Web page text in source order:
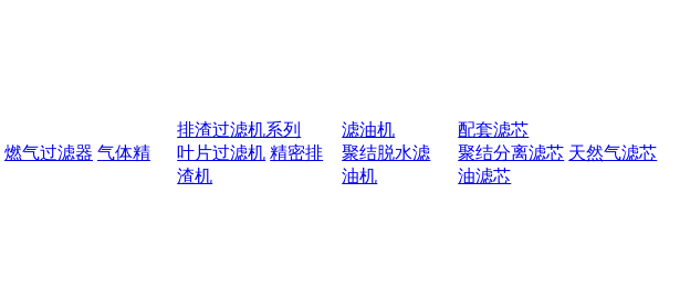
燃气过滤器 气体精
排渣过滤机系列
叶片过滤机 精密排
渣机
滤油机
聚结脱水滤
油机
配套滤芯
聚结分离滤芯 天然气滤芯
油滤芯